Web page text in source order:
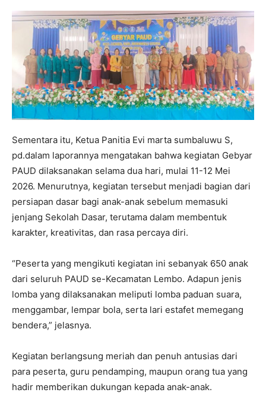
Sementara itu, Ketua Panitia Evi marta sumbaluwu S,
pd.dalam laporannya mengatakan bahwa kegiatan Gebyar
PAUD dilaksanakan selama dua hari, mulai 11-12 Mei
2026. Menurutnya, kegiatan tersebut menjadi bagian dari
persiapan dasar bagi anak-anak sebelum memasuki
jenjang Sekolah Dasar, terutama dalam membentuk
karakter, kreativitas, dan rasa percaya diri.
“Peserta yang mengikuti kegiatan ini sebanyak 650 anak
dari seluruh PAUD se-Kecamatan Lembo. Adapun jenis
lomba yang dilaksanakan meliputi lomba paduan suara,
menggambar, lempar bola, serta lari estafet memegang
bendera,” jelasnya.
Kegiatan berlangsung meriah dan penuh antusias dari
para peserta, guru pendamping, maupun orang tua yang
hadir memberikan dukungan kepada anak-anak.